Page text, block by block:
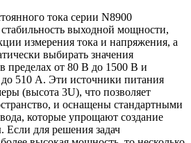
тока серии N8900
выходной мощности,
измерения тока и напряжения, а
выбирать значения
пределах от 80 В до 1500 В и
510 А. Эти источники питания
(высота 3U), что позволяет
и оснащены стандартными
которые упрощают создание
Если для решения задач